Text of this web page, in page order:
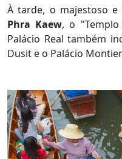
À tarde, o majestoso e
Phra Kaew, o
Palácio Real também
Dusit e o Palácio